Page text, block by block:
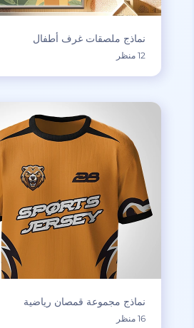
نماذج ملصقات غرف أطفال
12 منظر
نماذج مجموعة قمصان رياضية
16 منظر